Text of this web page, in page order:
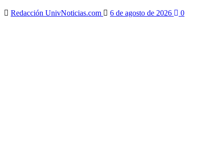
Redacción UnivNoticias.com 6 de agosto de 2026 0